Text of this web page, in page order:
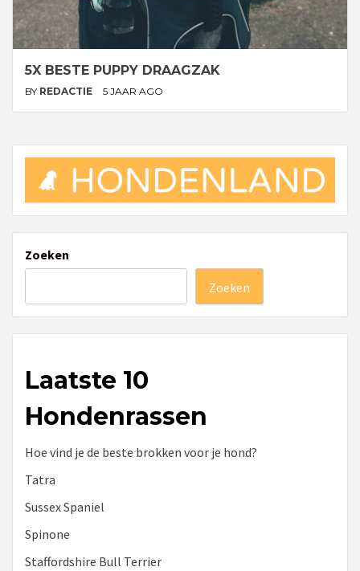
5X BESTE PUPPY DRAAGZAK
BY REDACTIE 5 JAAR AGO
Zoeken
Zoeken
Laatste 10
Hondenrassen
Hoe vind je de beste brokken voor je hond?
Tatra
Sussex Spaniel
Spinone
Staffordshire Bull Terrier